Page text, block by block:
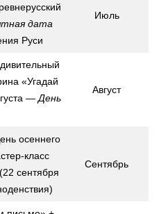
№31
библиотека №39
№40
библиотека №17
библиотека №20
библиотека №32
дата
Руси
Июль
«Угадай
— День
Август
осеннего
класс
сентября
Сентябрь